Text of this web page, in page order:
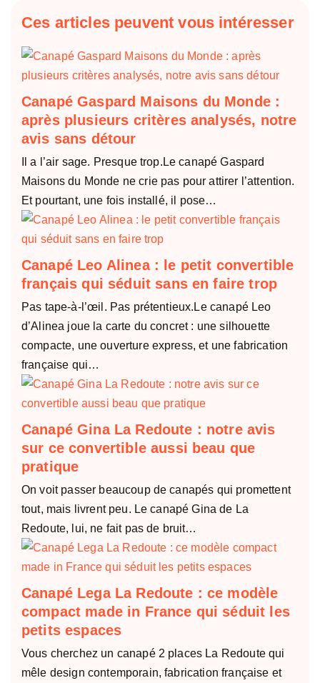
Ces articles peuvent vous intéresser
Canapé Gaspard Maisons du Monde :
après plusieurs critères analysés, notre
avis sans détour
Il a l’air sage. Presque trop.Le canapé Gaspard
Maisons du Monde ne crie pas pour attirer l’attention.
Et pourtant, une fois installé, il pose…
Canapé Leo Alinea : le petit convertible
français qui séduit sans en faire trop
Pas tape-à-l’œil. Pas prétentieux.Le canapé Leo
d’Alinea joue la carte du concret : une silhouette
compacte, une ouverture express, et une fabrication
française qui…
Canapé Gina La Redoute : notre avis
sur ce convertible aussi beau que
pratique
On voit passer beaucoup de canapés qui promettent
tout, mais livrent peu. Le canapé Gina de La
Redoute, lui, ne fait pas de bruit…
Canapé Lega La Redoute : ce modèle
compact made in France qui séduit les
petits espaces
Vous cherchez un canapé 2 places La Redoute qui
mêle design contemporain, fabrication française et